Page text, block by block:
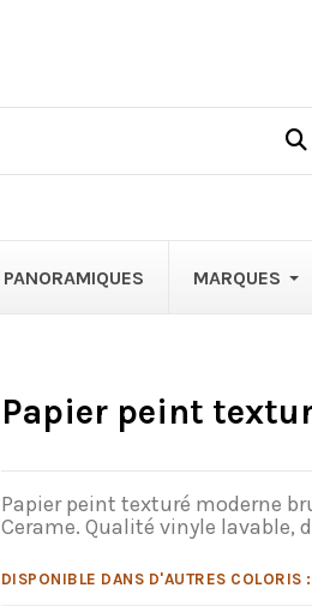
PANORAMIQUES MARQUES
Papier peint
Papier peint texturé moderne
Cerame. Qualité vinyle lavable,
DISPONIBLE DANS D'AUTRES COLORIS :